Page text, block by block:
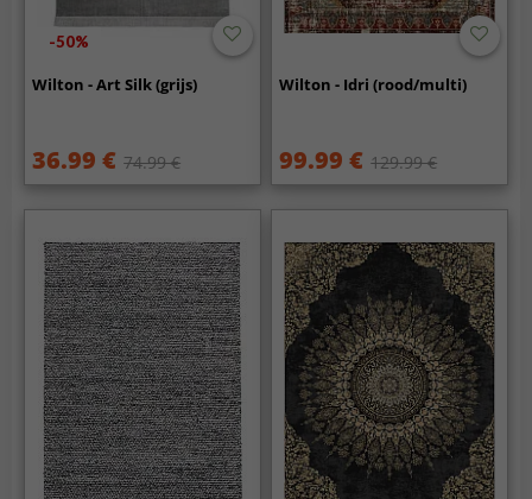
-50%
Wilton - Art Silk (grijs)
36.99 € 74.99 €
Wilton - Idri (rood/multi)
99.99 € 129.99 €